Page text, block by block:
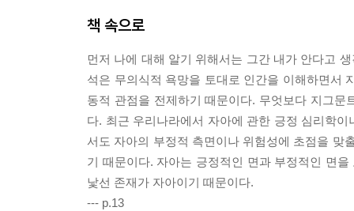
책 속으로
먼저 나에 대해 알기 위해서는 그간 내가 안다고
석은 무의식적 욕망을 토대로 인간을 이해하면서
동적 관점을 전제하기 때문이다. 무엇보다 지그
다. 최근 우리나라에서 자아에 관한 긍정 심리학
서도 자아의 부정적 측면이나 위험성에 초점을 맞
기 때문이다. 자아는 긍정적인 면과 부정적인 면
낯선 존재가 자아이기 때문이다.
--- p.13